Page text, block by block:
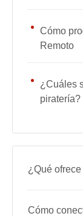
Cómo
Remoto
¿Cuáles
piratería?
¿Qué
Cómo